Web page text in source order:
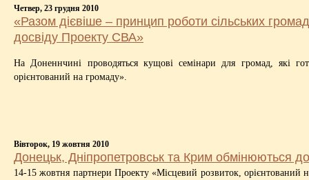
Четвер, 23 грудня 2010
«Разом дієвіше – принцип роботи сільських
досвіду Проекту СВА»
На Доненнчині проводяться кущові семінари для громад, які
орієнтований на громаду».
Вівторок, 19 жовтня 2010
Донецьк, Дніпропетровськ та Крим обмінюються
14-15 жовтня партнери Проекту «Місцевий розвиток, орієнтований